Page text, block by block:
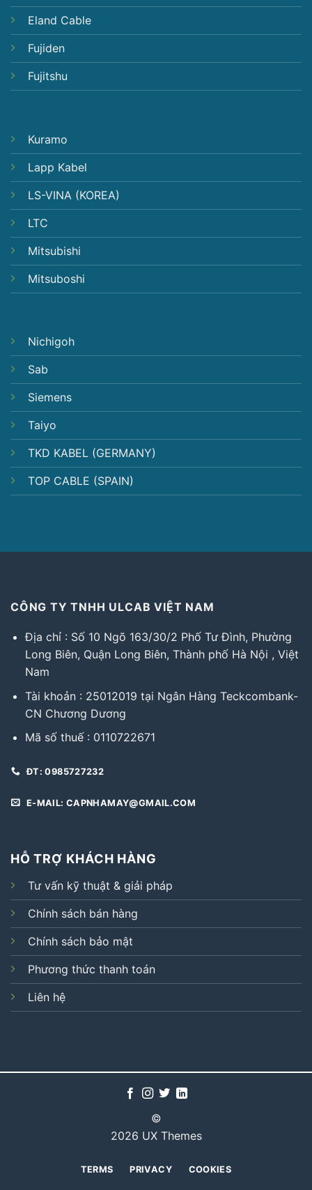
Eland Cable
Fujiden
Fujitshu
Kuramo
Lapp Kabel
LS-VINA (KOREA)
LTC
Mitsubishi
Mitsuboshi
Nichigoh
Sab
Siemens
Taiyo
TKD KABEL (GERMANY)
TOP CABLE (SPAIN)
CÔNG TY TNHH ULCAB VIỆT NAM
Địa chỉ : Số 10 Ngõ 163/30/2 Phố Tư Đình, Phường
Long Biên, Quận Long Biên, Thành phố Hà Nội , Việt
Nam
Tài khoản : 25012019 tại Ngân Hàng Teckcombank-
CN Chương Dương
Mã số thuế : 0110722671
ĐT: 0985727232
E-MAIL: CAPNHAMAY@GMAIL.COM
HỖ TRỢ KHÁCH HÀNG
Tư vấn kỹ thuật & giải pháp
Chính sách bán hàng
Chính sách bảo mật
Phương thức thanh toán
Liên hệ
©
2026 UX Themes
TERMS PRIVACY COOKIES